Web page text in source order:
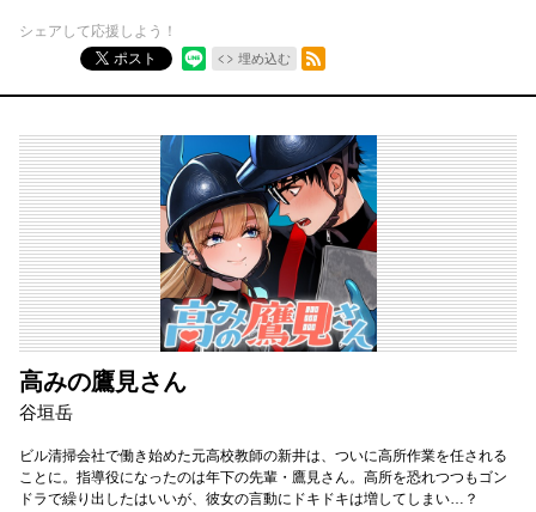
シェアして応援しよう！
ポスト
埋め込む
RSSフィード
高みの鷹見さん
谷垣岳
ビル清掃会社で働き始めた元高校教師の新井は、ついに高所作業を任される
ことに。指導役になったのは年下の先輩・鷹見さん。高所を恐れつつもゴン
ドラで繰り出したはいいが、彼女の言動にドキドキは増してしまい…？